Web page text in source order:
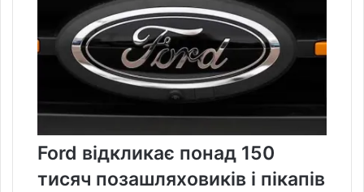
Ford відкликає понад 150
тисяч позашляховиків і пікапів